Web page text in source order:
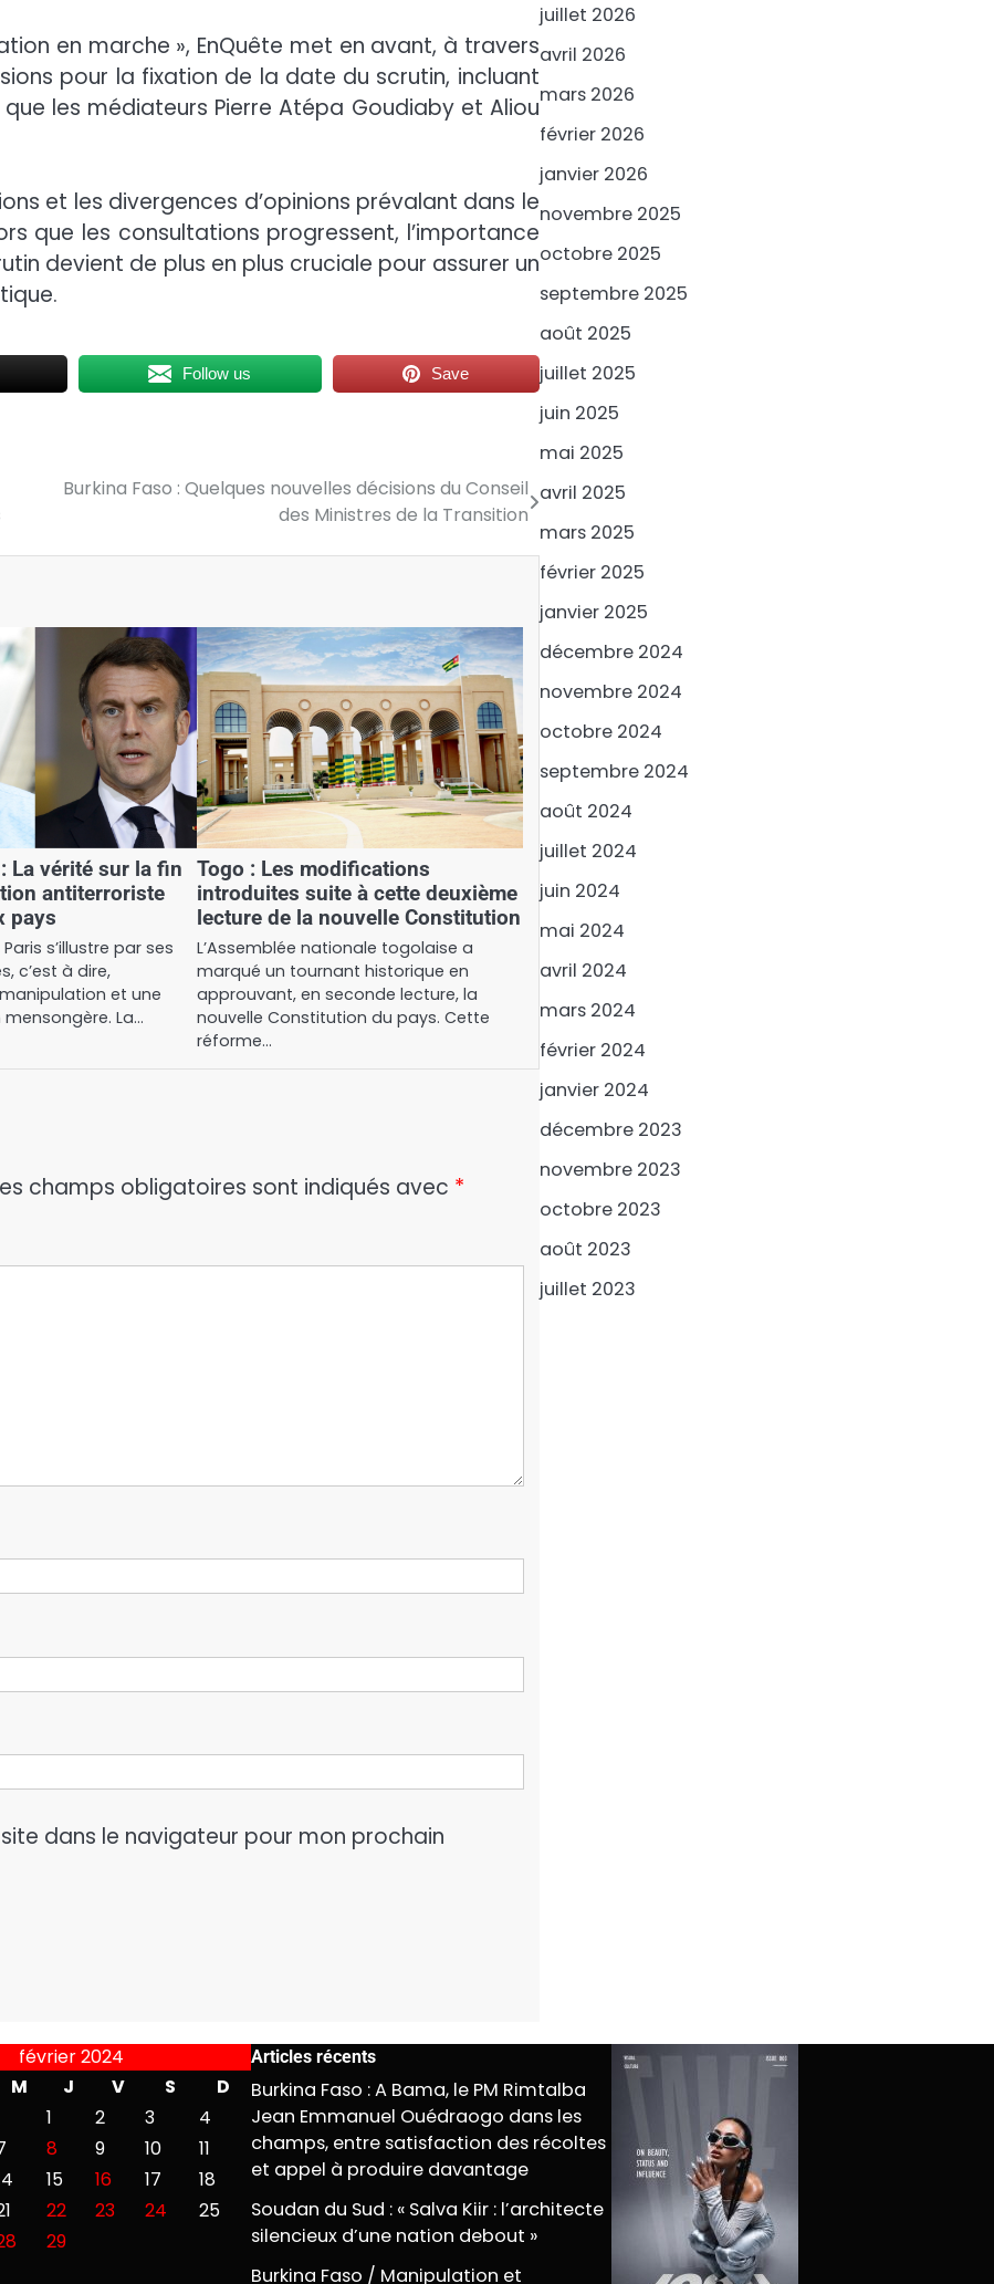
en marche », EnQuête met en avant, à travers
pour la fixation de la date du scrutin, incluant
les médiateurs Pierre Atépa Goudiaby et Aliou
et les divergences d’opinions prévalant dans le
que les consultations progressent, l’importance
devient de plus en plus cruciale pour assurer un
Follow us Save
Burkina Faso : Quelques nouvelles décisions du Conseil
des Ministres de la Transition
La vérité sur la fin
antiterroriste
pays
s’illustre par ses
c’est à dire,
et une
La…
Togo : Les modifications
introduites suite à cette deuxième
lecture de la nouvelle Constitution
L’Assemblée nationale togolaise a
marqué un tournant historique en
approuvant, en seconde lecture, la
nouvelle Constitution du pays. Cette
réforme…
champs obligatoires sont indiqués avec *
dans le navigateur pour mon prochain
juillet 2026
avril 2026
mars 2026
février 2026
janvier 2026
novembre 2025
octobre 2025
septembre 2025
août 2025
juillet 2025
juin 2025
mai 2025
avril 2025
mars 2025
février 2025
janvier 2025
décembre 2024
novembre 2024
octobre 2024
septembre 2024
août 2024
juillet 2024
juin 2024
mai 2024
avril 2024
mars 2024
février 2024
janvier 2024
décembre 2023
novembre 2023
octobre 2023
août 2023
juillet 2023
février 2024
M J V S
D
1
2 3
4
8 9 10
11
15 16 17
18
22 23 24
25
29
Articles récents
Burkina Faso : A Bama, le PM Rimtalba
Jean Emmanuel Ouédraogo dans les
champs, entre satisfaction des récoltes
et appel à produire davantage
Soudan du Sud : « Salva Kiir : l’architecte
silencieux d’une nation debout »
Burkina Faso / Manipulation et